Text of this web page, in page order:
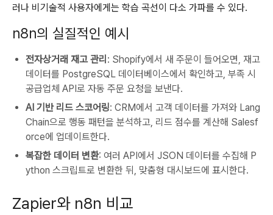
러나 비기술적 사용자에게는 학습 곡선이 다소 가파를 수 있다.
n8n의 실질적인 예시
전자상거래 재고 관리 : Shopify에서 새 주문이 들어오면, 재고
데이터를 PostgreSQL 데이터베이스에서 확인하고, 부족 시
공급업체 API로 자동 주문 요청을 보낸다.
AI 기반 리드 스코어링: CRM에서 고객 데이터를 가져와 Lang
Chain으로 행동 패턴을 분석하고, 리드 점수를 계산해 Salesf
orce에 업데이트한다.
복잡한 데이터 변환: 여러 API에서 JSON 데이터를 수집해 P
ython 스크립트로 변환한 뒤, 맞춤형 대시보드에 표시한다.
Zapier와 n8n 비교